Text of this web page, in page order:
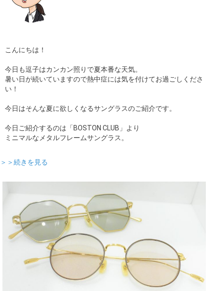
採用
こんにちは！
今日も逗子はカンカン照りで夏本番な天気。
暑い日が続いていますので熱中症には気を付けてお過ごしくださ
い！
今日はそんな夏に欲しくなるサングラスのご紹介です。
今日ご紹介するのは「BOSTON CLUB」より
ミニマルなメタルフレームサングラス。
＞＞続きを見る